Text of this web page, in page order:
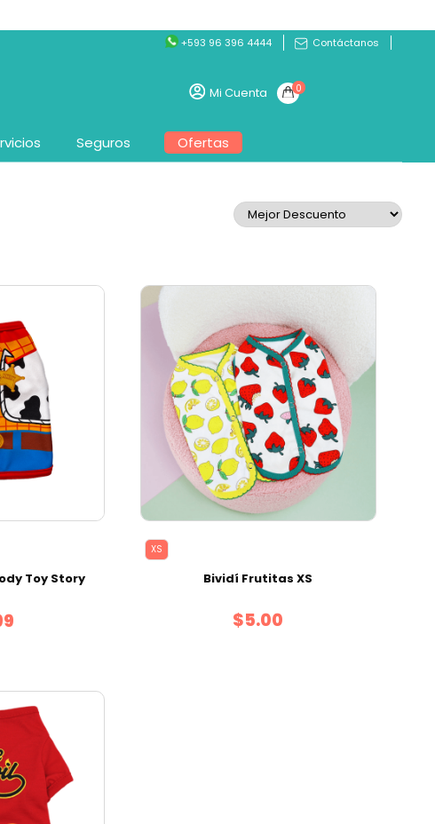
+593 96 396 4444 Contáctanos
Mi Cuenta 0
Seguros Ofertas
Toy Story
XS
Bividí Frutitas XS
$5.00